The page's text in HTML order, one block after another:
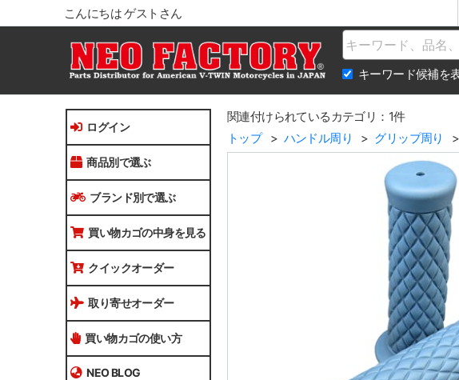
こんにちは ゲストさん
Name
キーワード候補を
ログイン
商品別で選ぶ
ブランド別で選ぶ
買い物カゴの中身を見る
クイックオーダー
取り寄せオーダー
買い物カゴの使い方
NEO BLOG
関連付けられているカテゴリ：1件
トップ
ハンドル周り グリップ周り